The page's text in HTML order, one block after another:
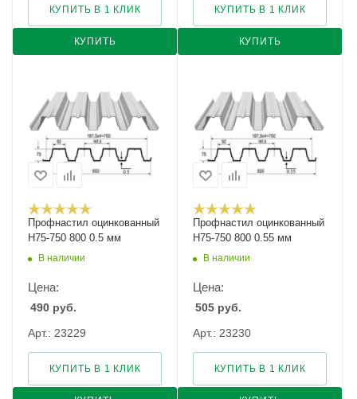
КУПИТЬ
КУПИТЬ В 1 КЛИК
КУПИТЬ
КУПИТЬ В 1 КЛИК
Профнастил оцинкованный
Н75-750 800 0.5 мм
В наличии
Цена:
490 руб.
Арт.: 23229
КУПИТЬ В 1 КЛИК
Профнастил оцинкованный
Н75-750 800 0.55 мм
В наличии
Цена:
505 руб.
Арт.: 23230
КУПИТЬ В 1 КЛИК